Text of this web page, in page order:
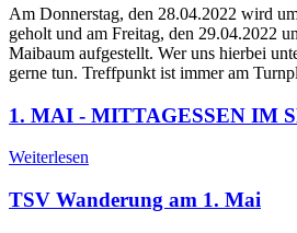
Am Donnerstag, den 28.04.2022 wird
geholt und am Freitag, den 29.04.2022
Maibaum aufgestellt. Wer uns hierbei
gerne tun. Treffpunkt ist immer am
1. MAI - MITTAGESSEN IM
Weiterlesen
TSV Wanderung am 1. Mai